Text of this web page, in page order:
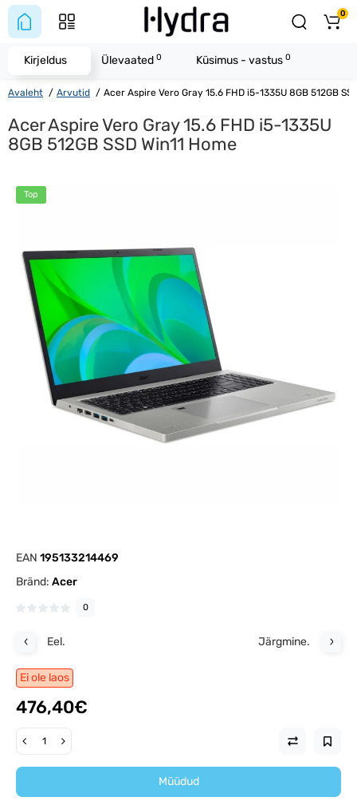
0
Avaleht Arvutid Acer Aspire Vero Gray 15.6 FHD i5-1335U 8GB 512GB
Acer Aspire Vero Gray 15.6 FHD i5-1335U
8GB 512GB SSD Win11 Home
Top
EAN 195133214469
Bränd: Acer
0
Eel. Järgmine.
Ei ole laos
476,40€
Müüdud
Kirjeldus Ülevaated 0 Küsimus - vastus 0